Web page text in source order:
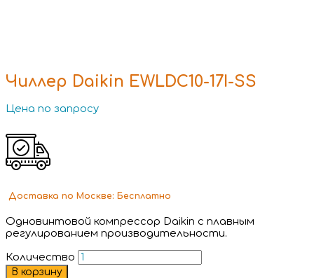
Чиллер Daikin EWLDC10-17I-SS
Цена по запросу
Доставка по Москве: Бесплатно
Одновинтовой компрессор Daikin с плавным
регулированием производительности.
Количество
В корзину